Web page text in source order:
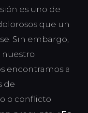
es uno de
que un
Sin embargo,
nuestro
encontramos a
de
o conflicto